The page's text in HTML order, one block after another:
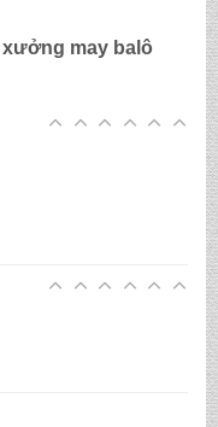
xưởng may balô